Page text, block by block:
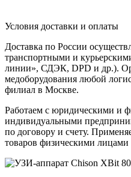
Условия доставки и оплаты
Доставка по России
транспортными и
линии», СДЭК, DPD и др.).
медоборудования любой
филиал в Москве.
Работаем с юридическими и
индивидуальными
по договору и счету.
товаров физическими лицами